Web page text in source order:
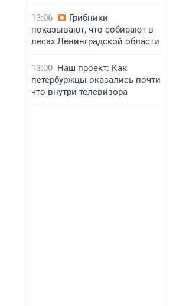
13:06
Грибники
показывают, что собирают в
лесах Ленинградской области
13:00 Наш проект: Как
петербуржцы оказались почти
что внутри телевизора